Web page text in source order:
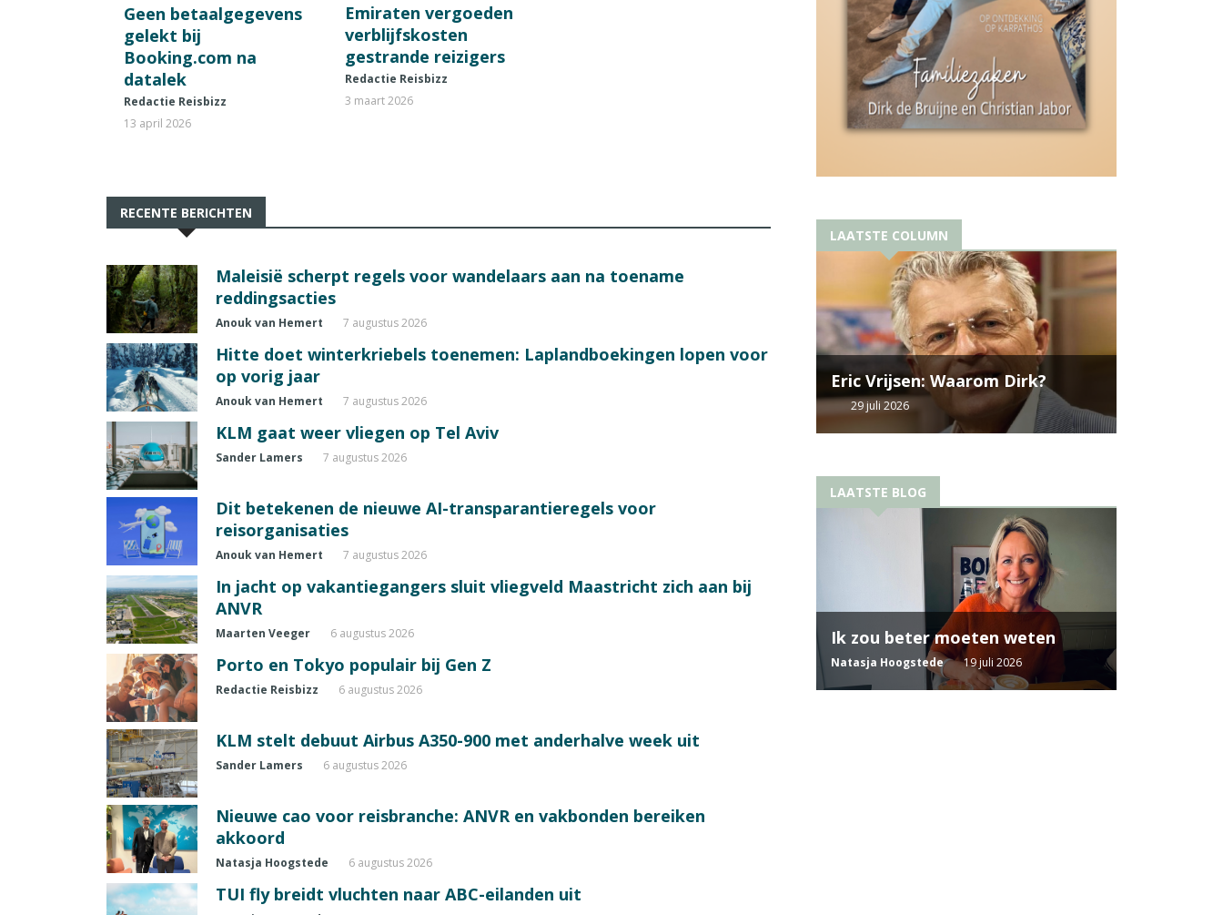
Geen betaalgegevens
gelekt bij
Booking.com na
datalek
Redactie Reisbizz
13 april 2026
Emiraten vergoeden
verblijfskosten
gestrande reizigers
Redactie Reisbizz
3 maart 2026
RECENTE BERICHTEN
Maleisië scherpt regels voor wandelaars aan na toename
reddingsacties
Anouk van Hemert 7 augustus 2026
Hitte doet winterkriebels toenemen: Laplandboekingen lopen voor
op vorig jaar
Anouk van Hemert 7 augustus 2026
KLM gaat weer vliegen op Tel Aviv
Sander Lamers 7 augustus 2026
Dit betekenen de nieuwe AI-transparantieregels voor
reisorganisaties
Anouk van Hemert 7 augustus 2026
In jacht op vakantiegangers sluit vliegveld Maastricht zich aan bij
ANVR
Maarten Veeger 6 augustus 2026
Porto en Tokyo populair bij Gen Z
Redactie Reisbizz 6 augustus 2026
KLM stelt debuut Airbus A350-900 met anderhalve week uit
Sander Lamers 6 augustus 2026
Nieuwe cao voor reisbranche: ANVR en vakbonden bereiken
akkoord
Natasja Hoogstede 6 augustus 2026
TUI fly breidt vluchten naar ABC-eilanden uit
LAATSTE COLUMN
Eric Vrijsen: Waarom Dirk?
29 juli 2026
LAATSTE BLOG
Ik zou beter moeten weten
Natasja Hoogstede 19 juli 2026